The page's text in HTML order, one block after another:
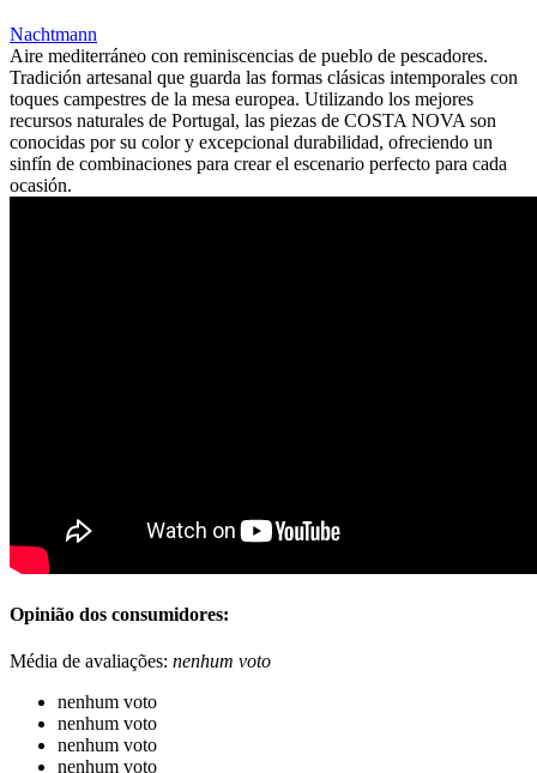
Nachtmann
Aire mediterráneo con reminiscencias de pueblo de pescadores.
Tradición artesanal que guarda las formas clásicas intemporales con
toques campestres de la mesa europea. Utilizando los mejores
recursos naturales de Portugal, las piezas de COSTA NOVA son
conocidas por su color y excepcional durabilidad, ofreciendo un
sinfín de combinaciones para crear el escenario perfecto para cada
ocasión.
Opinião dos consumidores:
Média de avaliações: nenhum voto
nenhum voto
nenhum voto
nenhum voto
nenhum voto